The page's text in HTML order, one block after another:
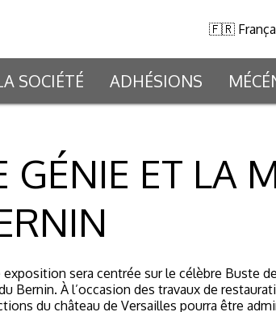
SOCIÉTÉ ADHÉSIONS
GÉNIE ET LA
sera centrée sur le célèbre Buste
Bernin. À l’occasion des travaux de
du château de Versailles pourra être